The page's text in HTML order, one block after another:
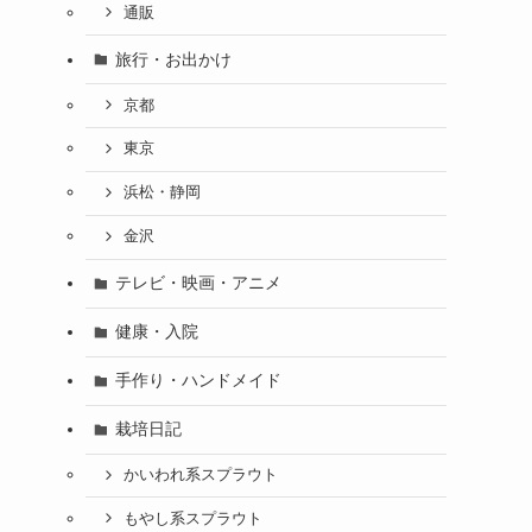
通販
旅行・お出かけ
京都
東京
浜松・静岡
金沢
テレビ・映画・アニメ
健康・入院
手作り・ハンドメイド
栽培日記
かいわれ系スプラウト
もやし系スプラウト